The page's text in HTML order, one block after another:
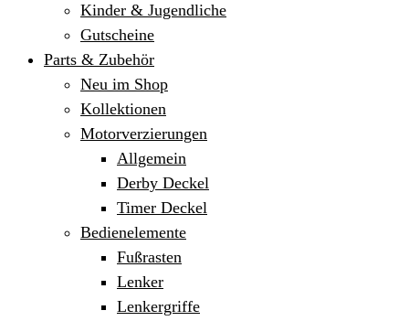
Kinder & Jugendliche
Gutscheine
Parts & Zubehör
Neu im Shop
Kollektionen
Motorverzierungen
Allgemein
Derby Deckel
Timer Deckel
Bedienelemente
Fußrasten
Lenker
Lenkergriffe